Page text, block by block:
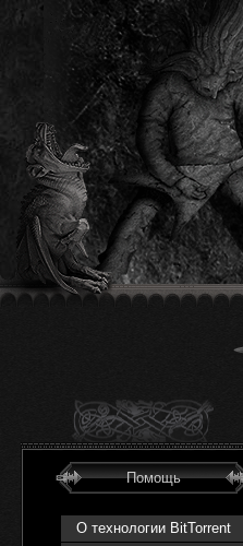
Помощь
О технологии BitTorrent